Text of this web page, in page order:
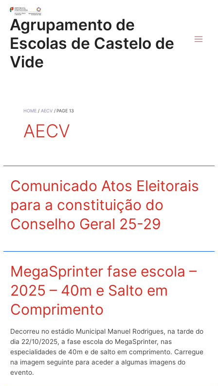
content
Agrupamento de
Escolas de Castelo de
Vide
HOME AECV PAGE 13
AECV
Comunicado Atos Eleitorais
para a constituição do
Conselho Geral 25-29
MegaSprinter fase escola –
2025 – 40m e Salto em
Comprimento
Decorreu no estádio Municipal Manuel Rodrigues, na tarde do
dia 22/10/2025, a fase escola do MegaSprinter, nas
especialidades de 40m e de salto em comprimento. Carregue
na imagem seguinte para aceder a algumas imagens do
evento.